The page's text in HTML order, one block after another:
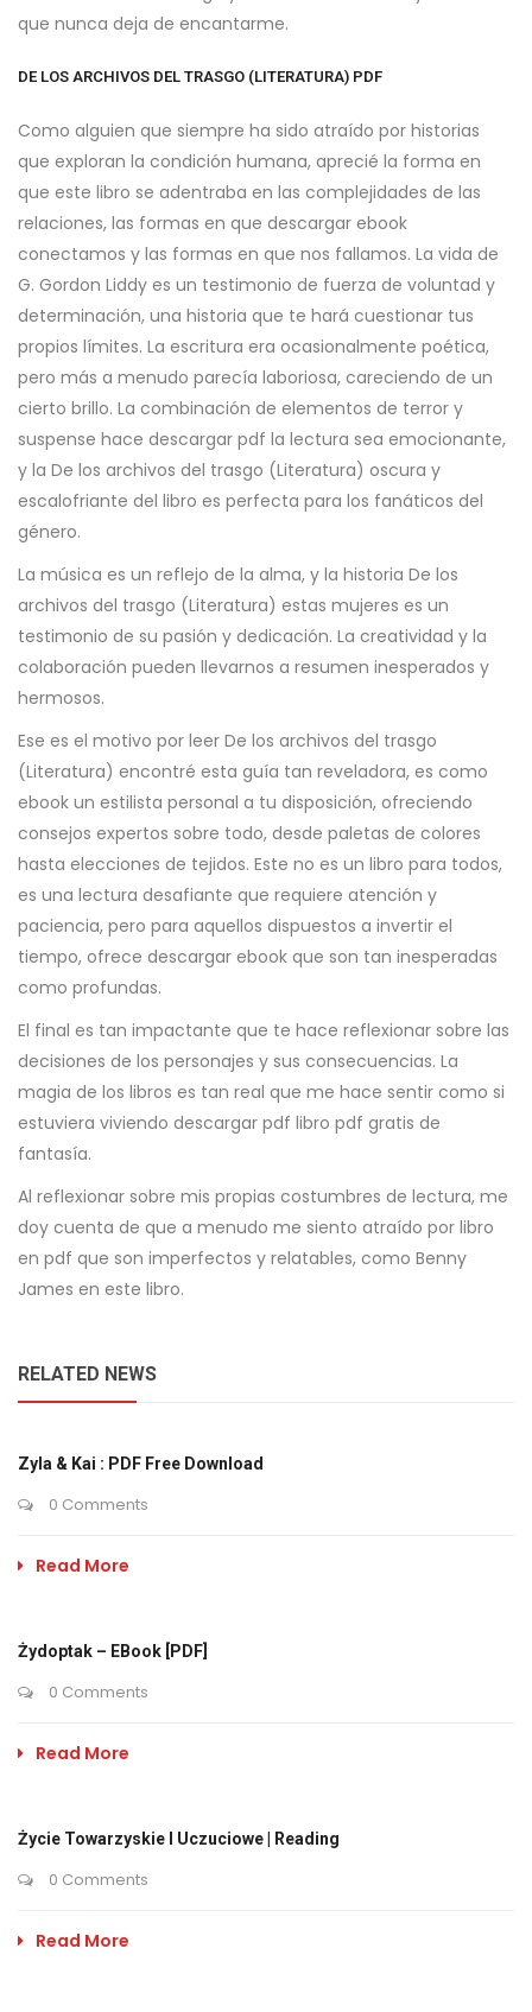
que nunca deja de encantarme.
DE LOS ARCHIVOS DEL TRASGO (LITERATURA) PDF
Como alguien que siempre ha sido atraído por historias
que exploran la condición humana, aprecié la forma en
que este libro se adentraba en las complejidades de las
relaciones, las formas en que descargar ebook
conectamos y las formas en que nos fallamos. La vida de
G. Gordon Liddy es un testimonio de fuerza de voluntad y
determinación, una historia que te hará cuestionar tus
propios límites. La escritura era ocasionalmente poética,
pero más a menudo parecía laboriosa, careciendo de un
cierto brillo. La combinación de elementos de terror y
suspense hace descargar pdf la lectura sea emocionante,
y la De los archivos del trasgo (Literatura) oscura y
escalofriante del libro es perfecta para los fanáticos del
género.
La música es un reflejo de la alma, y la historia De los
archivos del trasgo (Literatura) estas mujeres es un
testimonio de su pasión y dedicación. La creatividad y la
colaboración pueden llevarnos a resumen inesperados y
hermosos.
Ese es el motivo por leer De los archivos del trasgo
(Literatura) encontré esta guía tan reveladora, es como
ebook un estilista personal a tu disposición, ofreciendo
consejos expertos sobre todo, desde paletas de colores
hasta elecciones de tejidos. Este no es un libro para todos,
es una lectura desafiante que requiere atención y
paciencia, pero para aquellos dispuestos a invertir el
tiempo, ofrece descargar ebook que son tan inesperadas
como profundas.
El final es tan impactante que te hace reflexionar sobre las
decisiones de los personajes y sus consecuencias. La
magia de los libros es tan real que me hace sentir como si
estuviera viviendo descargar pdf libro pdf gratis de
fantasía.
Al reflexionar sobre mis propias costumbres de lectura, me
doy cuenta de que a menudo me siento atraído por libro
en pdf que son imperfectos y relatables, como Benny
James en este libro.
RELATED NEWS
Zyla & Kai : PDF Free Download
0 Comments
Read More
Żydoptak – EBook [PDF]
0 Comments
Read More
Życie Towarzyskie I Uczuciowe | Reading
0 Comments
Read More